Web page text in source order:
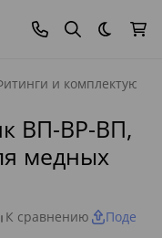
Темная
и
ВП-ВР-ВП,
медных
К сравнению